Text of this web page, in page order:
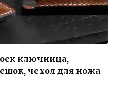
ключница,
чехол для ножа